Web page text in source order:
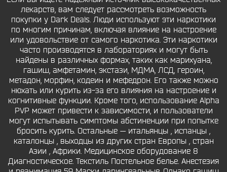
лекарств, вам следует рассмотреть возможность
покупки у Dark Deals. Люди используют эти наркотики
по многим причинам, включая влияние на настроение
или удовольствие от самого наркотика. Эти наркотики
часто производятся в лабораториях и могут быть
найдены в различных формах, таких как марихуана,
гашиш, амфетамин, экстази, МДМА, ЛСД, героин,
метадон, морфин, кодеин и мефедрон. Его также можно
нюхать или курить из-за его влияния на настроение и
когнитивные функции. Кроме того, использование Alpha
PVP может привести к зависимости, и пользователи
могут испытывать симптомы абстиненции при попытке
бросить курить. Остальные — итальянцы , испанцы ,
каталонцы , выходцы из других стран Европы , стран
Азии , Африки. Медицинское оборудование 8
Диагностическое. Текстиль Постельное белье. Анестезия